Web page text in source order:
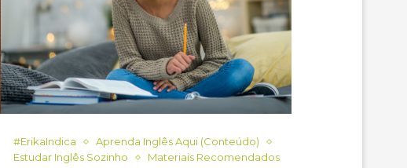
#ErikaIndica
Aprenda Inglês Aqui (Conteúdo)
Estudar Inglês Sozinho
Materiais Recomendados